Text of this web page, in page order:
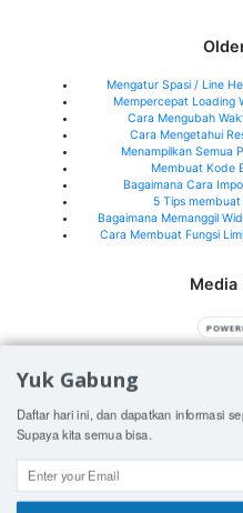
Mengatur Spasi / Line
Mempercepat Loading
Cara Mengubah
Cara Mengetahui
Menampilkan Semua
Membuat Kode
Bagaimana Cara
5 Tips
Bagaimana Memanggil
Cara Membuat Fungsi
Media
Yuk Gabung
Daftar hari ini, dan dapatkan informasi
Supaya kita semua bisa.